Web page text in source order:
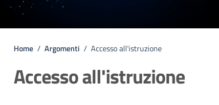
Home / Argomenti / Accesso all'istruzione
Accesso all'istruzione